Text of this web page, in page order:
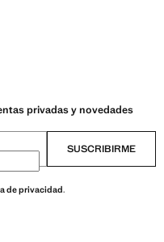
privadas y novedades
SUSCRIBIRME
de privacidad.